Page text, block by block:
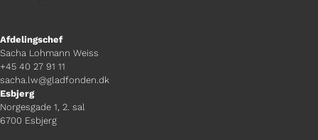
Afdelingschef
Sacha Lohmann Weiss
+45 40 27 91 11
sacha.lw@gladfonden.dk
Esbjerg
Norgesgade 1, 2. sal
6700 Esbjerg